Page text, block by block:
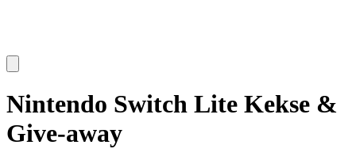
Nintendo Switch Lite Kekse &
Give-away